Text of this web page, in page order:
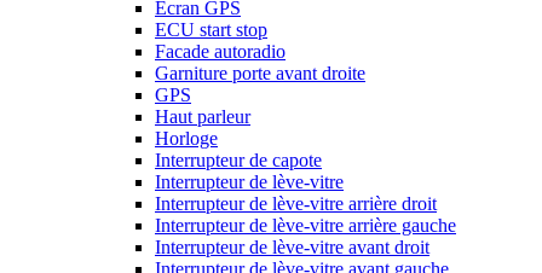
Ecran GPS
ECU start stop
Facade autoradio
Garniture porte avant droite
GPS
Haut parleur
Horloge
Interrupteur de capote
Interrupteur de lève-vitre
Interrupteur de lève-vitre arrière droit
Interrupteur de lève-vitre arrière gauche
Interrupteur de lève-vitre avant droit
Interrupteur de lève-vitre avant gauche